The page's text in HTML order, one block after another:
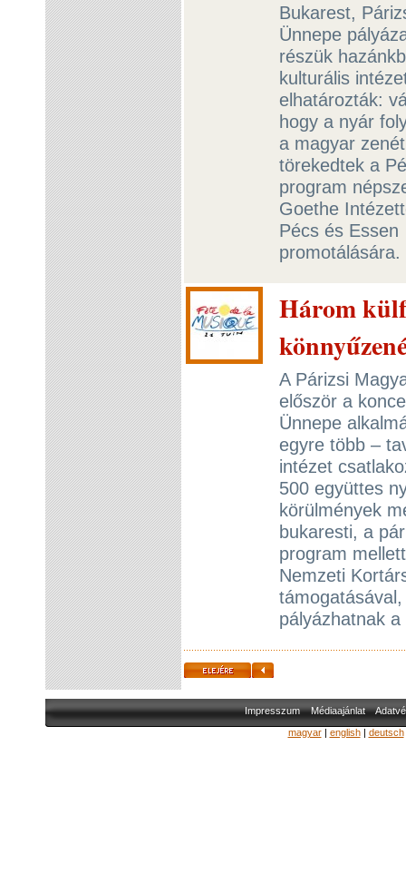
Bukarest,
Ünnepe
részük
kulturális
elhatározták:
hogy a nyár
a magyar
törekedtek a
program
Goethe
Pécs és
promotálására.
Három
A Párizsi
először a
Ünnepe
egyre több –
intézet
500 együttes
körülmények
bukaresti, a
program
Nemzeti
pályázhatnak
Impresszum Médiaajánlat
magyar| english| deutsch